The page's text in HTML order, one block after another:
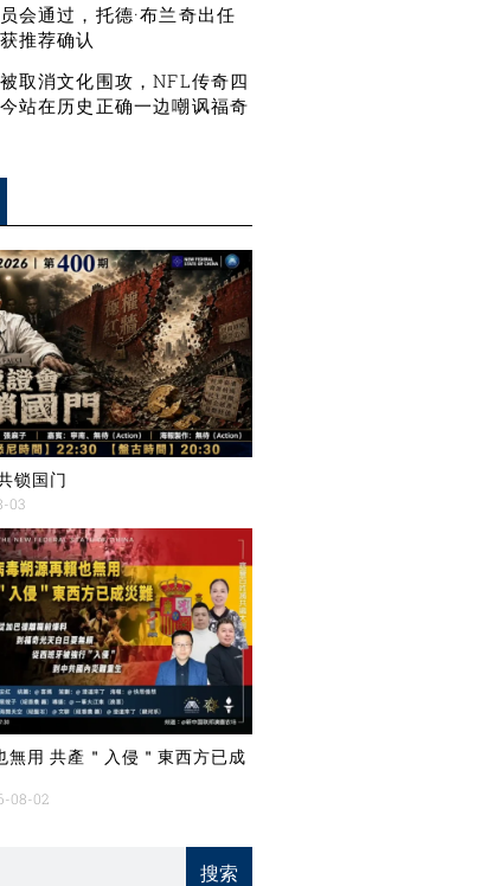
会通过，托德·布兰奇出任
推荐确认
取消文化围攻，NFL传奇四
站在历史正确一边嘲讽福奇
锁国门
03
無用 共產＂入侵＂東西方已成
08-02
搜索